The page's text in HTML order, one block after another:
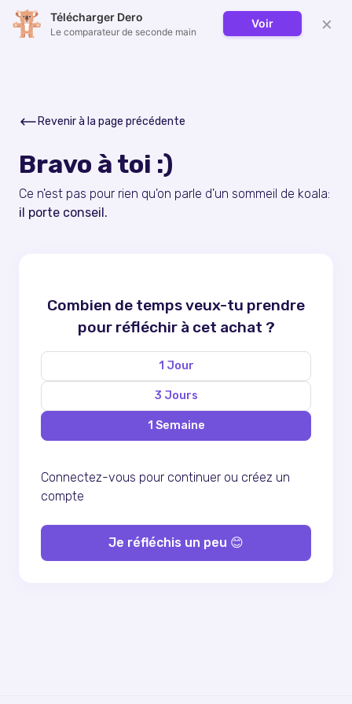
Revenir à la page précédente
Bravo à toi :)
Ce n'est pas pour rien qu'on parle d'un sommeil de koala:
il porte conseil.
Combien de temps veux-tu prendre
pour réfléchir à cet achat ?
1 Jour
3 Jours
1 Semaine
Connectez-vous pour continuer ou créez un
compte
Je réfléchis un peu 😊
Télécharger Dero
Le comparateur de seconde main
Voir ×